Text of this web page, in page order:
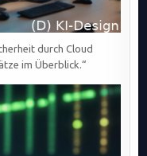
durch Cloud
im Überblick.“